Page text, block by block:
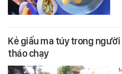
Kẻ giấu ma túy trong người
tháo chạy